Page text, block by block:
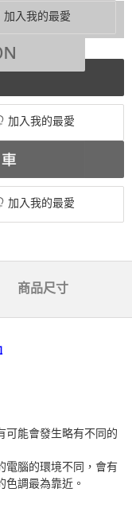
加入我的最愛
加入我的最愛
加入我的最愛
商品尺寸
可能會發生略有不同的
腦的環境不同，會有
調最為靠近。